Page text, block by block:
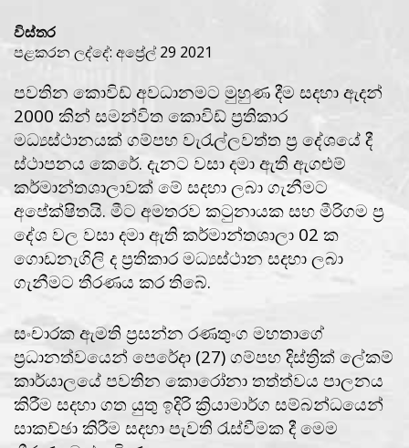
විස්තර
පළකරන ලද්දේ: අප්‍රේල් 29 2021
පවතින කොවිඩ් අවධානමට මුහුණ දීම සදහා ඇදන්
2000 කින් සමන්විත කොවිඩ් ප්‍රතිකාර
මධ්‍යස්ථානයක් ගම්පහ වැරැල්ලවත්ත ප්‍ර දේශයේ දී
ස්ථාපනය කෙරේ. දැනට වසා දමා ඇති ඇගළුම්
කර්මාන්තශාලාවක් මේ සදහා ලබා ගැනීමට
අපේක්ෂිතයි. මීට අමතරව කටුනායක සහ මීරිගම ප්‍ර
දේශ වල වසා දමා ඇති කර්මාන්තශාලා 02 ක
ගොඩනැගිලි ද ප්‍රතිකාර මධ්‍යස්ථාන සදහා ලබා
ගැනීමට තීරණය කර තිබේ.
සංචාරක ඇමති ප්‍රසන්න රණතුංග මහතාගේ
ප්‍රධානත්වයෙන් පෙරේදා (27) ගම්පහ දිස්ත්‍රික් ලේකම්
කාර්යාලයේ පවතින කොරෝනා තත්ත්වය පාලනය
කිරීම සදහා ගත යුතු ඉදිරි ක්‍රියාමාර්ග සම්බන්ධයෙන්
සාකච්ඡා කිරීම සදහා පැවති රැස්වීමක දී මෙම